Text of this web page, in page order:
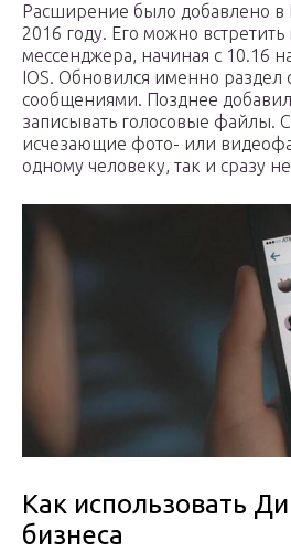
Расширение было добавлено в
2016 году. Его можно
мессенджера, начиная с 10.16
IOS. Обновился именно раздел
сообщениями. Позднее
записывать голосовые файлы.
исчезающие фото- или
одному человеку, так и сразу
Как использовать
бизнеса